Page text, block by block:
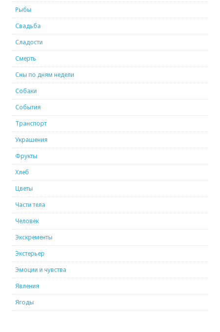
Рыбы
Свадьба
Сладости
Смерть
Сны по дням недели
Собаки
События
Транспорт
Украшения
Фрукты
Хлеб
Цветы
Части тела
Человек
Экскременты
Экстерьер
Эмоции и чувства
Явления
Ягоды